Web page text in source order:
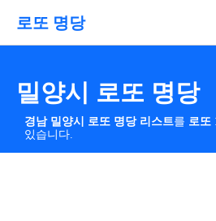
로또 명당
밀양시 로또 명당
경남 밀양시 로또 명당 리스트를 로또
있습니다.